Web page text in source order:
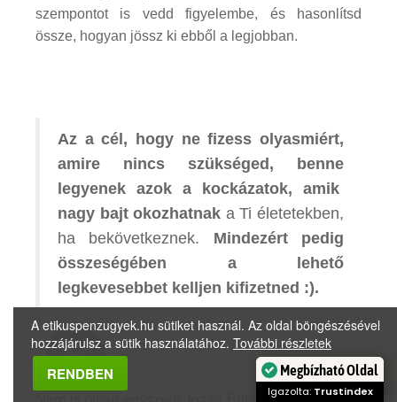
szempontot is vedd figyelembe, és hasonlítsd
össze, hogyan jössz ki ebből a legjobban.
Az a cél, hogy ne fizess olyasmiért,
amire nincs szükséged, benne
legyenek azok a kockázatok, amik
nagy bajt okozhatnak a Ti életetekben,
ha bekövetkeznek. Mindezért pedig
összeségében a lehető
legkevesebbet kelljen kifizetned :).
A etikuspenzugyek.hu sütiket használ. Az oldal böngészésével
hozzájárulsz a sütik használatához. További részletek
RENDBEN Megbízható Oldal
Igazolta: Trustindex